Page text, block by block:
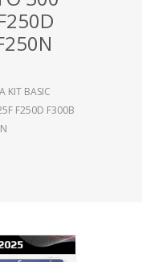
KIT BASIC
F250D F300B